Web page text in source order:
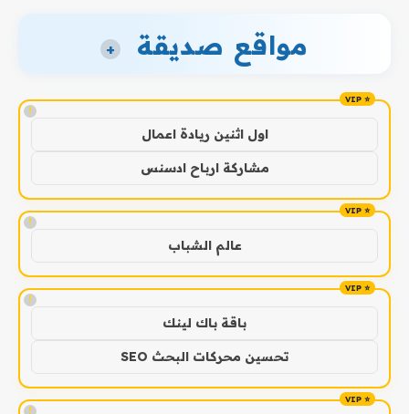
مواقع صديقة +
!
اول اثنين ريادة اعمال
مشاركة ارباح ادسنس
!
عالم الشباب
!
باقة باك لينك
تحسين محركات البحث SEO
!